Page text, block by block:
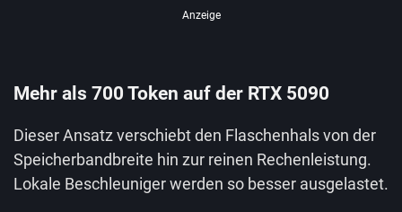
Anzeige
Mehr als 700 Token auf der RTX 5090
Dieser Ansatz verschiebt den Flaschenhals von der
Speicherbandbreite hin zur reinen Rechenleistung.
Lokale Beschleuniger werden so besser ausgelastet.